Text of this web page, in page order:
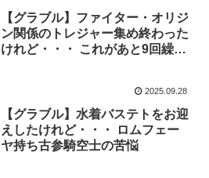
【グラブル】ファイター・オリジ
ン関係のトレジャー集め終わった
けれど・・・ これがあと9回繰り
2025.09.28
【グラブル】水着バステトをお迎
えしたけれど・・・ ロムフェー
ヤ持ち古参騎空士の苦悩